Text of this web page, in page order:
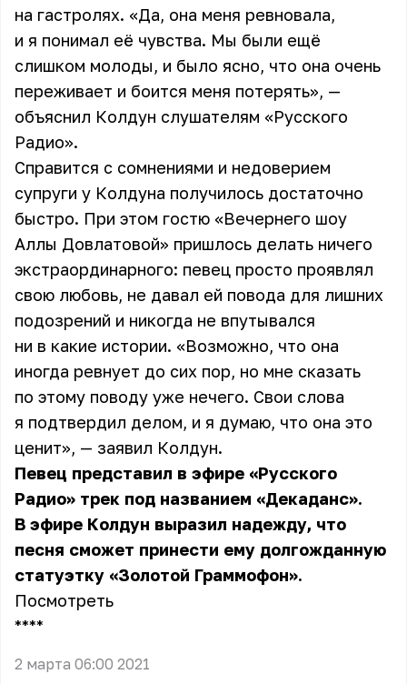
на гастролях. «Да, она меня ревновала,
и я понимал её чувства. Мы были ещё
слишком молоды, и было ясно, что она очень
переживает и боится меня потерять», —
объяснил Колдун слушателям «Русского
Радио».
Справится с сомнениями и недоверием
супруги у Колдуна получилось достаточно
быстро. При этом гостю «Вечернего шоу
Аллы Довлатовой» пришлось делать ничего
экстраординарного: певец просто проявлял
свою любовь, не давал ей повода для лишних
подозрений и никогда не впутывался
ни в какие истории. «Возможно, что она
иногда ревнует до сих пор, но мне сказать
по этому поводу уже нечего. Свои слова
я подтвердил делом, и я думаю, что она это
ценит», — заявил Колдун.
Певец представил в эфире «Русского
Радио» трек под названием «Декаданс».
В эфире Колдун выразил надежду, что
песня сможет принести ему долгожданную
статуэтку «Золотой Граммофон».
Посмотреть
** **
2 марта 06:00 2021